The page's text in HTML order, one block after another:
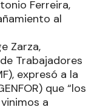
Ferreira,
al
Zarza,
Trabajadores
expresó a la
que “los
a